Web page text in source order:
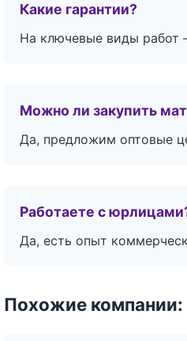
Какие гарантии?
На ключевые виды работ
Можно ли закупить
Да, предложим оптовые
Работаете с
Да, есть опыт
Похожие компании: